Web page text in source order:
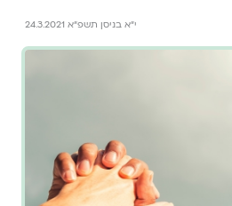
י"א בניסן תשפ"א 24.3.2021